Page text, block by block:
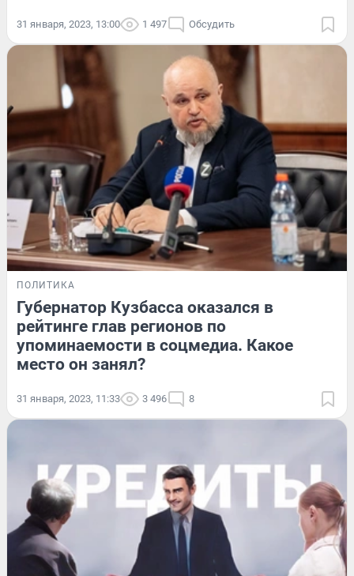
31 января, 2023, 13:00 1 497 Обсудить
ПОЛИТИКА
Губернатор Кузбасса оказался в
рейтинге глав регионов по
упоминаемости в соцмедиа. Какое
место он занял?
31 января, 2023, 11:33 3 496 8